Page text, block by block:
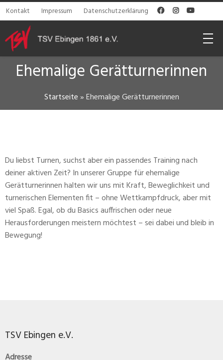
Kontakt Impressum Datenschutzerklärung   
Ehemalige Gerätturnerinnen
Startseite »Ehemalige Gerätturnerinnen
Du liebst Turnen, suchst aber ein passendes Training nach
deiner aktiven Zeit? In unserer Gruppe für ehemalige
Gerätturnerinnen halten wir uns mit Kraft, Beweglichkeit und
turnerischen Elementen fit – ohne Wettkampfdruck, aber mit
viel Spaß. Egal, ob du Basics auffrischen oder neue
Herausforderungen meistern möchtest – sei dabei und bleib in
Bewegung!
TSV Ebingen e.V.
Adresse